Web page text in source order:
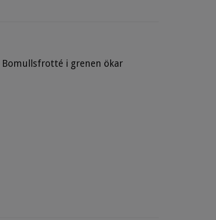
i grenen ökar